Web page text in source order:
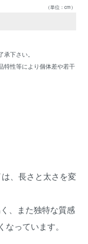
（単位：cm）
下さい。
特性等により個体差や若干
、長さと太さを変
、また独特な質感
っています。